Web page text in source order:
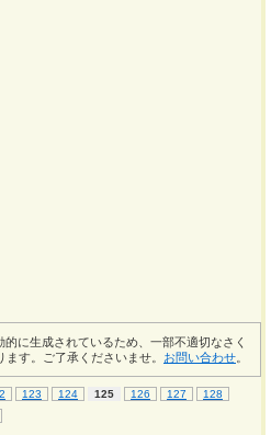
に生成されているため、一部不適切なさく
す。ご了承くださいませ。 お問い合わせ
123 124 125 126 127
128